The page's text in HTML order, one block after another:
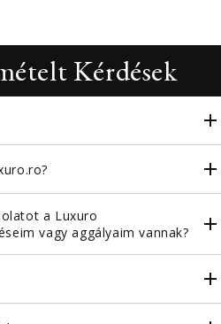
Kérdések
a Luxuro
vagy aggályaim vannak?